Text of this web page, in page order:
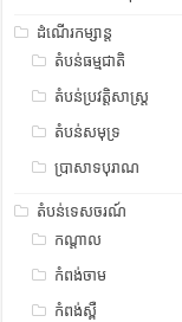
ដំណើរកម្សាន្ត
តំបន់ធម្មជាតិ
តំបន់ប្រវត្តិសាស្រ្ត
តំបន់សមុទ្រ
ប្រាសាទបុរាណ
តំបន់ទេសចរណ៍
កណ្តាល
កំពង់ចាម
កំពង់ស្ពឺ